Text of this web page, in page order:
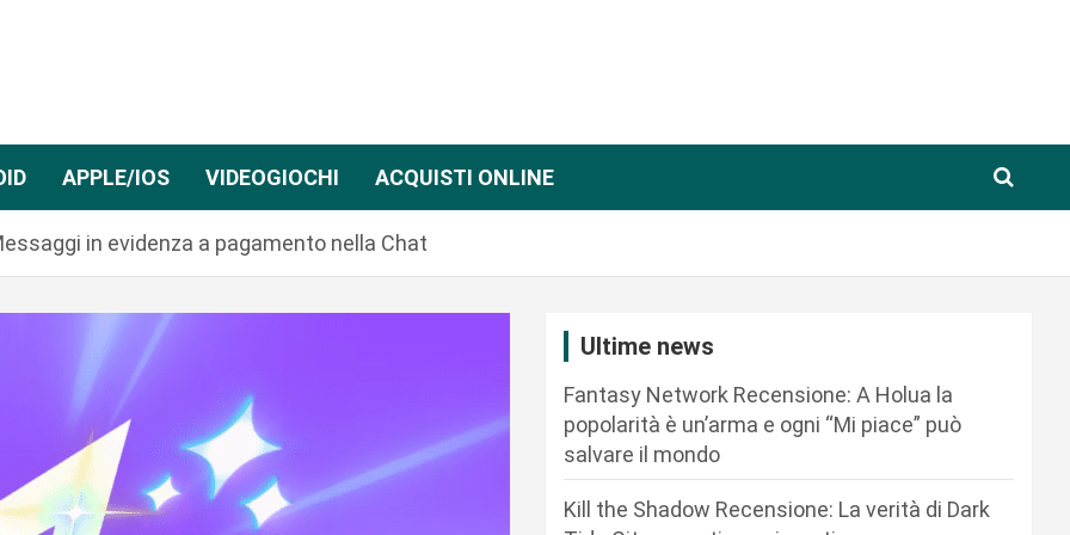
APPLE/IOS VIDEOGIOCHI ACQUISTI ONLINE
in evidenza a pagamento nella Chat
Ultime news
Fantasy Network Recensione: A Holua la
popolarità è un’arma e ogni “Mi piace” può
salvare il mondo
Kill the Shadow Recensione: La verità di Dark